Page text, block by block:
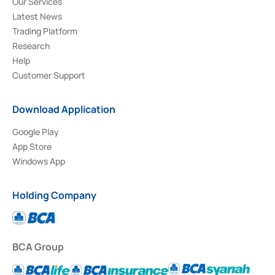
Latest News
Trading Platform
Research
Help
Customer Support
Download Application
Google Play
App Store
Windows App
Holding Company
BCA Group